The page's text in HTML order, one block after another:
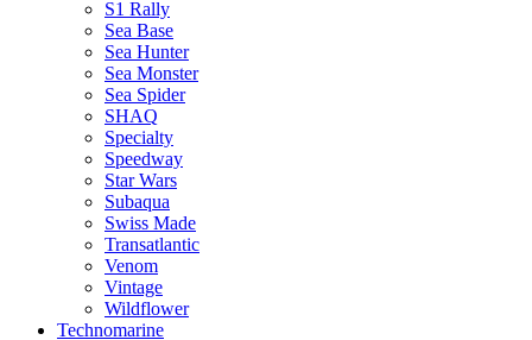
S1 Rally
Sea Base
Sea Hunter
Sea Monster
Sea Spider
SHAQ
Specialty
Speedway
Star Wars
Subaqua
Swiss Made
Transatlantic
Venom
Vintage
Wildflower
Technomarine